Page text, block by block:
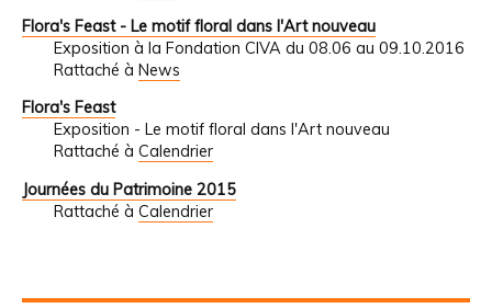
Flora's Feast - Le motif floral dans l'Art nouveau
Exposition à la Fondation CIVA du 08.06 au 09.10.2016
Rattaché à News
Flora's Feast
Exposition - Le motif floral dans l'Art nouveau
Rattaché à Calendrier
Journées du Patrimoine 2015
Rattaché à Calendrier